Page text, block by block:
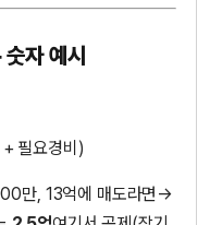
자 예시
필요경비)
만, 13억에 매도라면→